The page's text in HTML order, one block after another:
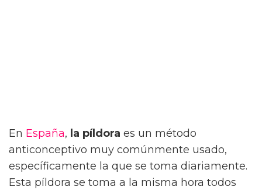
En España, la píldora es un método
anticonceptivo muy comúnmente usado,
específicamente la que se toma diariamente.
Esta píldora se toma a la misma hora todos